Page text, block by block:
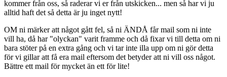
kommer från oss, så raderar vi er från utskicken... men så har vi ju
alltid haft det så detta är ju inget nytt!
OM ni märker att något gått fel, så ni ÄNDÅ får mail som ni inte
vill ha, då har "olyckan" varit framme och då fixar vi till detta om ni
bara stöter på en extra gång och vi tar inte illa upp om ni gör detta
för vi gillar att få era mail eftersom det betyder att ni vill oss något.
Bättre ett mail för mycket än ett för lite!